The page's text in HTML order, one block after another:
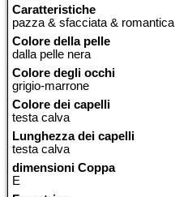
Caratteristiche
pazza & sfacciata & romantica
Colore della pelle
dalla pelle nera
Colore degli occhi
grigio-marrone
Colore dei capelli
testa calva
Lunghezza dei capelli
testa calva
dimensioni Coppa
E